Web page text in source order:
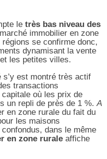
le très bas niveau des
immobilier en zone
se confirme donc,
dynamisant la vente
les petites villes.
s’y est montré très actif
transactions
où les prix de
un repli de près de 1 %. A
en zone rurale du fait du
les maisons
dans le même
en zone ruraleaffiche